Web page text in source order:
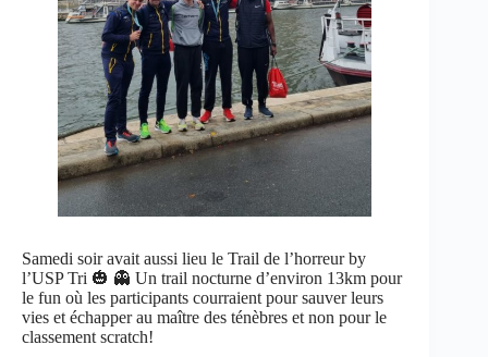
Samedi soir avait aussi lieu le Trail de l’horreur by
l’USP Tri 🎃 👻 Un trail nocturne d’environ 13km pour
le fun où les participants courraient pour sauver leurs
vies et échapper au maître des ténèbres et non pour le
classement scratch!